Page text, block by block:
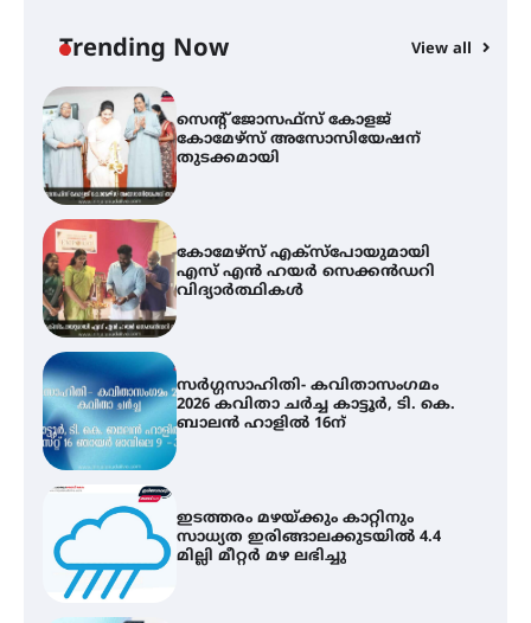
Trending Now View all
കോമേഴ്സ് എക്സ്പോയുമായി
എസ് എൻ ഹയർ സെക്കൻഡറി
വിദ്യാർത്ഥികൾ
സർഗ്ഗസാഹിതി- കവിതാസംഗമം
2026 കവിതാ ചർച്ച കാട്ടൂർ, ടി. കെ.
ബാലൻ ഹാളിൽ 16ന്
ഇടത്തരം മഴയ്ക്കും കാറ്റിനും
സാധ്യത ഇരിങ്ങാലക്കുടയിൽ 4.4
മില്ലി മീറ്റർ മഴ ലഭിച്ചു
ഐ.ഐ.ടി മദ്രാസ്സിൽ നിന്നും
ഡോക്ടറേറ്റ് – ഇരിങ്ങാലക്കുട
സ്വദേശി ആതിര എം കെ യുടെ
നേട്ടം പ്രതിസന്ധികളോട് പൊരുതി